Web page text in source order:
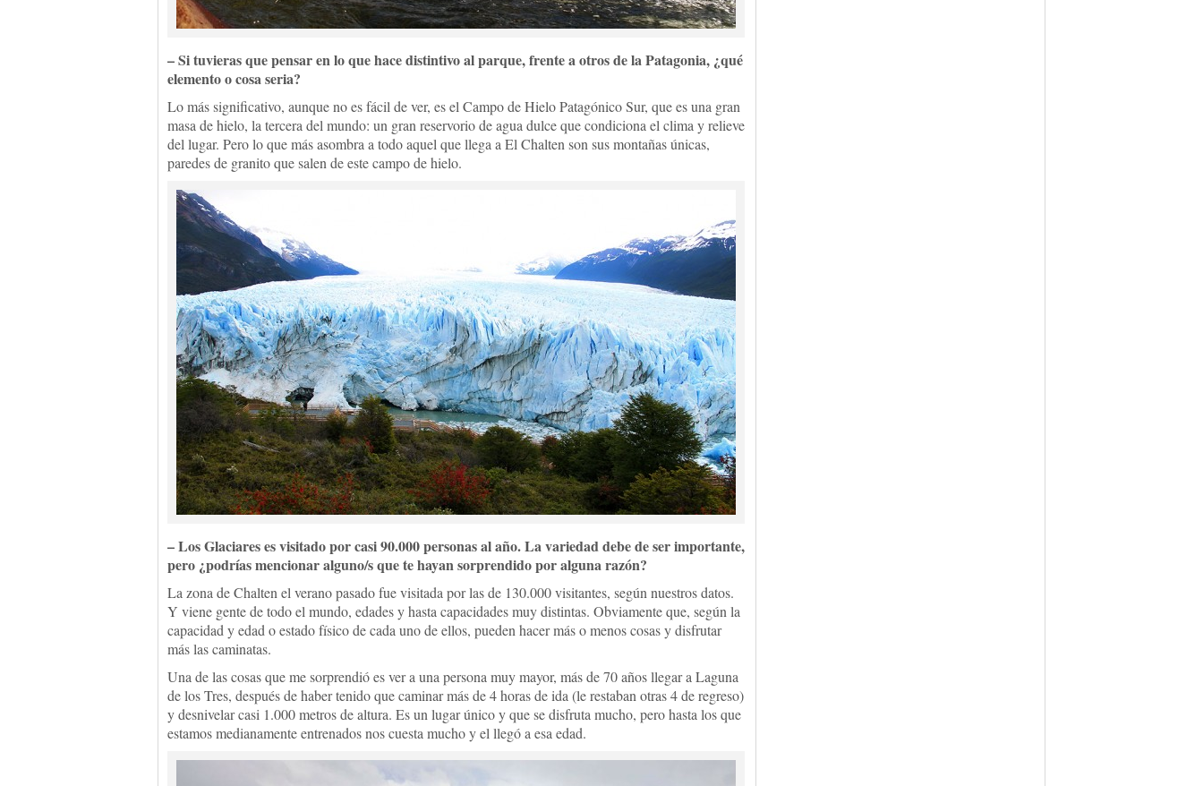
– Si tuvieras que pensar en lo que hace distintivo al parque, frente a otros de la Patagonia, ¿qué
elemento o cosa seria?
Lo más significativo, aunque no es fácil de ver, es el Campo de Hielo Patagónico Sur, que es una gran
masa de hielo, la tercera del mundo: un gran reservorio de agua dulce que condiciona el clima y relieve
del lugar. Pero lo que más asombra a todo aquel que llega a El Chalten son sus montañas únicas,
paredes de granito que salen de este campo de hielo.
– Los Glaciares es visitado por casi 90.000 personas al año. La variedad debe de ser importante,
pero ¿podrías mencionar alguno/s que te hayan sorprendido por alguna razón?
La zona de Chalten el verano pasado fue visitada por las de 130.000 visitantes, según nuestros datos.
Y viene gente de todo el mundo, edades y hasta capacidades muy distintas. Obviamente que, según la
capacidad y edad o estado físico de cada uno de ellos, pueden hacer más o menos cosas y disfrutar
más las caminatas.
Una de las cosas que me sorprendió es ver a una persona muy mayor, más de 70 años llegar a Laguna
de los Tres, después de haber tenido que caminar más de 4 horas de ida (le restaban otras 4 de regreso)
y desnivelar casi 1.000 metros de altura. Es un lugar único y que se disfruta mucho, pero hasta los que
estamos medianamente entrenados nos cuesta mucho y el llegó a esa edad.